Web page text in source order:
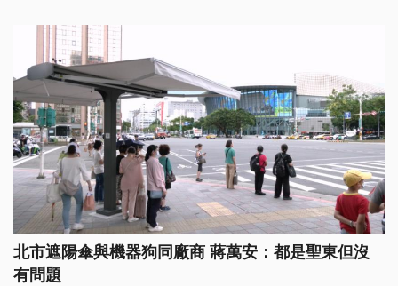
北市遮陽傘與機器狗同廠商 蔣萬安：都是聖東但沒
有問題